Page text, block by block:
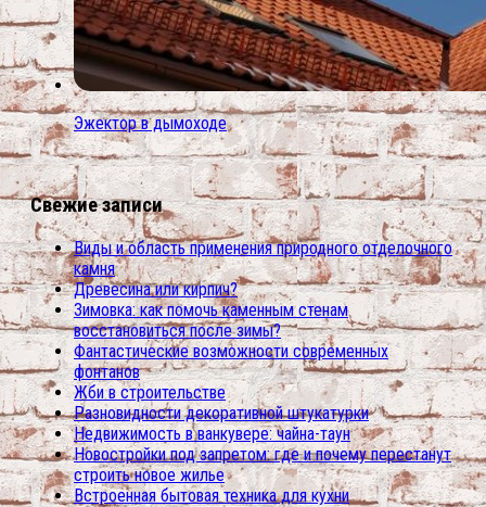
Эжектор в дымоходе
Свежие записи
Виды и область применения природного отделочного
камня
Древесина или кирпич?
Зимовка: как помочь каменным стенам
восстановиться после зимы?
Фантастические возможности современных
фонтанов
Жби в строительстве
Разновидности декоративной штукатурки
Недвижимость в ванкувере: чайна-таун
Новостройки под запретом: где и почему перестанут
строить новое жилье
Встроенная бытовая техника для кухни